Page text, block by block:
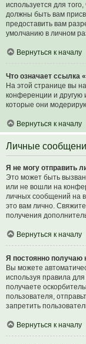
используется для
должны быть вам
предоставить вам
умолчанию в личном
Вернуться к началу
Что означает ссылка
На этой странице вы
конференции и другую
которые они
Вернуться к началу
Личные
Я не могу отправить
Это может быть
или не вошли на
личных сообщений на
это вам лично.
получения
Вернуться к началу
Я постоянно
Вы можете
используя правила
получаете
пользователя,
запретить
Вернуться к началу